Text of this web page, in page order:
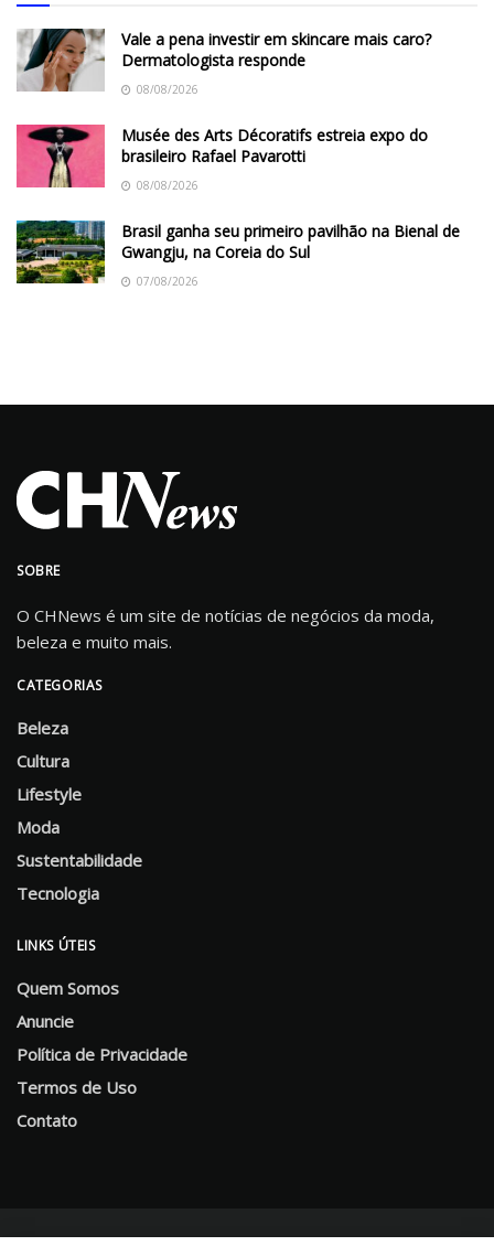
Vale a pena investir em skincare mais caro?
Dermatologista responde
08/08/2026
Musée des Arts Décoratifs estreia expo do
brasileiro Rafael Pavarotti
08/08/2026
Brasil ganha seu primeiro pavilhão na Bienal de
Gwangju, na Coreia do Sul
07/08/2026
SOBRE
O CHNews é um site de notícias de negócios da moda,
beleza e muito mais.
CATEGORIAS
Beleza
Cultura
Lifestyle
Moda
Sustentabilidade
Tecnologia
LINKS ÚTEIS
Quem Somos
Anuncie
Política de Privacidade
Termos de Uso
Contato